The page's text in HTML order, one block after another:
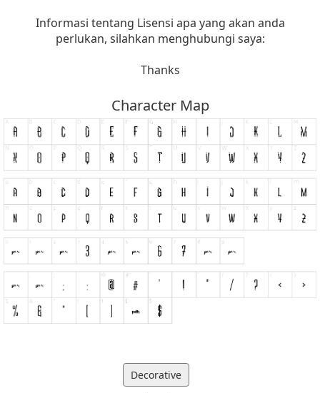
Informasi tentang Lisensi apa yang akan anda
perlukan, silahkan menghubungi saya:
Thanks
Character Map
Decorative